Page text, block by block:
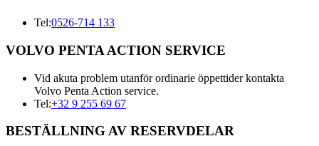
Tel:0526-714 133
VOLVO PENTA ACTION SERVICE
Vid akuta problem utanför ordinarie öppettider kontakta
Volvo Penta Action service.
Tel:+32 9 255 69 67
BESTÄLLNING AV RESERVDELAR